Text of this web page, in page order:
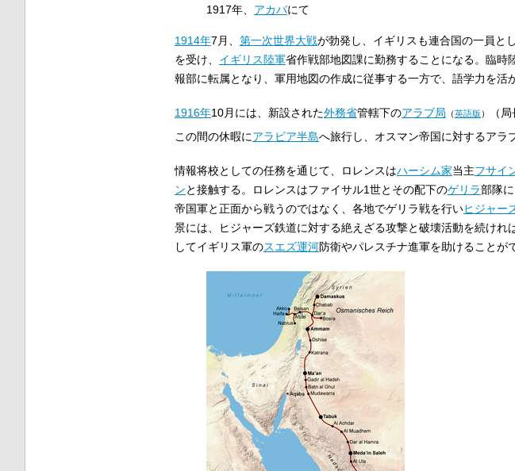
1917年、 アカバにて
1914年7月、 第一次世界大戦が勃発し、イギリスも連合国の一員と
を受け、 イギリス陸軍省作戦部地図課に勤務することになる。臨時
報部に転属となり、軍用地図の作成に従事する一方で、語学力を活
1916年10月には、新設された外務省管轄下のアラブ局 （英語版） （
この間の休暇にアラビア半島へ旅行し、オスマン帝国に対するアラ
情報将校としての任務を通じて、ロレンスはハーシム家当主フサイ
ンと接触する。ロレンスはファイサル1世とその配下のゲリラ部隊
帝国軍と正面から戦うのではなく、各地でゲリラ戦を行いヒジャー
景には、ヒジャーズ鉄道に対する絶えざる攻撃と破壊活動を続け
してイギリス軍のスエズ運河防衛やパレスチナ進軍を助けることが